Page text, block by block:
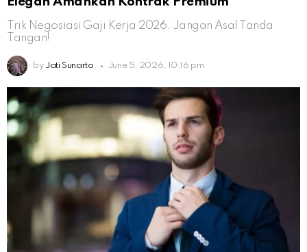
Trik Negosiasi Gaji Kerja 2026: Jangan Asal Tanda
Tangan!
by Jati Sunarto June 5, 2026, 10:16 pm